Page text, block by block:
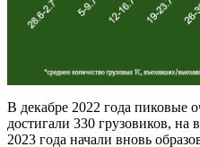
В декабре 2022 года пиковые
достигали 330 грузовиков,
2023 года начали вновь